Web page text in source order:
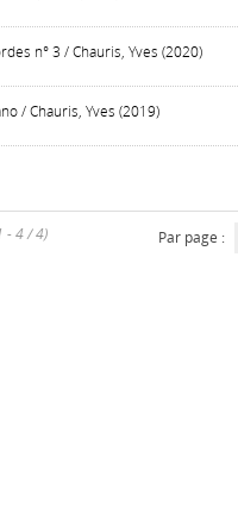
n° 3 / Chauris, Yves (2020)
/ Chauris, Yves (2019)
- 4 / 4) Par page :